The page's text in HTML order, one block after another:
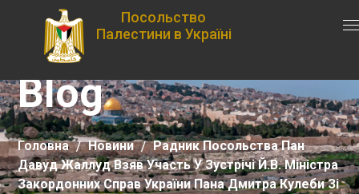
Посольство
Палестини в Україні
Blog
Головна Новини
Радник Посольства Пан
Давуд Жаллуд Взяв Участь У Зустрічі Й.В. Міністра
Закордонних Справ України Пана Дмитра Кулеби Зі